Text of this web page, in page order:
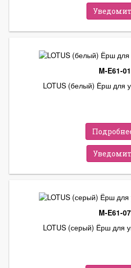
M-E61-01
LOTUS (белый) Ёрш для
M-E61-07
LOTUS (серый) Ёрш для